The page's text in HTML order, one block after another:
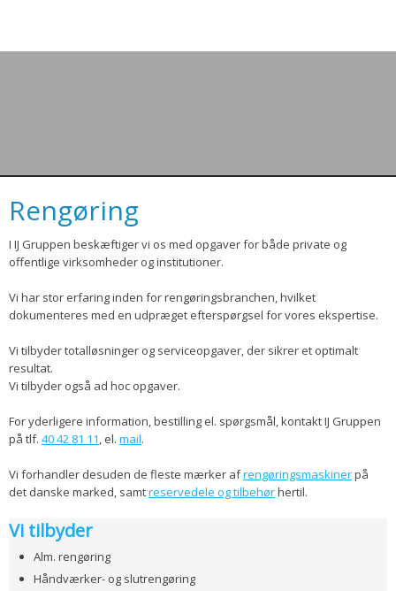
Rengøring
​I IJ Gruppen beskæftiger vi os med opgaver for både private og
offentlige virksomheder og institutioner.
Vi har stor erfaring inden for rengøringsbranchen, hvilket
dokumenteres med en udpræget efterspørgsel for vores ekspertise.
Vi tilbyder totalløsninger og serviceopgaver, der sikrer et optimalt
resultat.
Vi tilbyder også ad hoc opgaver.
For yderligere information, bestilling el. spørgsmål, kontakt IJ Gruppen
på tlf. 40 42 81 11, el. mail.
Vi forhandler desuden de fleste mærker afrengøringsmaskiner​på
det danske marked, samtreservedele og tilbehørhertil.
Vi tilbyder
​Alm. rengøring
Håndværker- og slutrengøring